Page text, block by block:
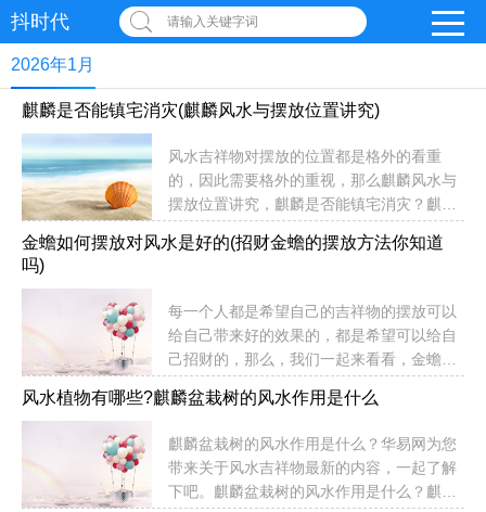
抖时代 请输入关键字词
2026年1月
麒麟是否能镇宅消灾(麒麟风水与摆放位置讲究)
风水吉祥物对摆放的位置都是格外的看重
的，因此需要格外的重视，那么麒麟风水与
摆放位置讲究，麒麟是否能镇宅消灾？麒麟
麒麟摆放在卧室之内，是祈求得贵子的吉祥
麟在书房的桌上或者办公桌上，头朝门口，
尾朝自己。雌雄的话，一左一右就行。如果
是利用麒麟来催财，可以摆放一对麒麟在财
位便可实现。3、麒麟摆放在驿马方将麒麟
可以助官运畅通。4、麒麟摆放于大门口将
麒麟摆放在房子的大门口，头向...
金蟾如何摆放对风水是好的(招财金蟾的摆放方法你知道
吗)
每一个人都是希望自己的吉祥物的摆放可以
给自己带来好的效果的，都是希望可以给自
己招财的，那么，我们一起来看看，金蟾如
吗？金蟾如何摆放对风水是好的？1、金蟾
主人的生辰八字五行和大门的方位来确定财
位在哪。然后把金蟾摆放在财位。2、金蟾
分为2种，一种是吐钱金蟾，一种是不吐钱
风水植物有哪些?麒麟盆栽树的风水作用是什么
麒麟盆栽树的风水作用是什么？华易网为您
带来关于风水吉祥物最新的内容，一起了解
下吧。麒麟盆栽树的风水作用是什么？麒麟